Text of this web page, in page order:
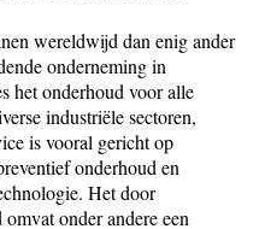
wereldwijd dan enig ander
onderneming in
het onderhoud voor alle
industriële sectoren,
is vooral gericht op
onderhoud en
Het door
onder andere een